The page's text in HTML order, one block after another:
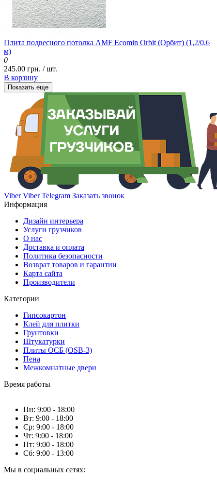
Плита подвесного потолка AMF Ecomin Orbit (Орбит) (1,2/0,6
м)
0
245.00 грн. / шт.
В корзину
Показать еще
Viber Viber Telegram Заказать звонок
Информация
Дизайн интерьера
Услуги грузчиков
О нас
Доставка и оплата
Политика безопасности
Возврат товаров и гарантии
Карта сайта
Производители
Категории
Гипсокартон
Клей для плитки
Грунтовки
Штукатурки
Плиты ОСБ (OSB-3)
Пена
Межкомнатные двери
Время работы
Пн: 9:00 - 18:00
Вт: 9:00 - 18:00
Ср: 9:00 - 18:00
Чт: 9:00 - 18:00
Пт: 9:00 - 18:00
Сб: 9:00 - 13:00
Мы в социальных сетях: